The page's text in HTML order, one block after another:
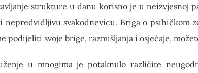
strukture u danu korisno je u neizvjesnoj
svakodnevicu. Briga o psihičkom
podijeliti svoje brige, razmišljanja i osjećaje,
u mnogima je potaknulo različite